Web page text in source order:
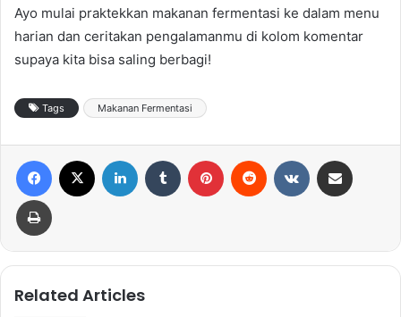
Ayo mulai praktekkan makanan fermentasi ke dalam menu
harian dan ceritakan pengalamanmu di kolom komentar
supaya kita bisa saling berbagi!
Tags Makanan Fermentasi
Related Articles